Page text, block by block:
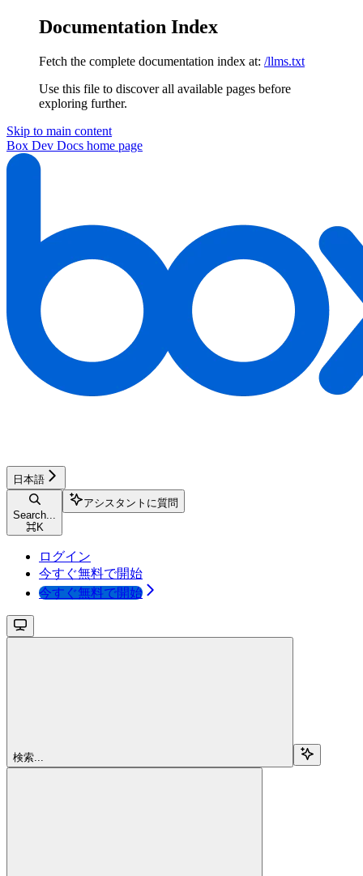
Documentation Index
Fetch the complete documentation index at: /llms.txt
Use this file to discover all available pages before
exploring further.
Skip to main content
Box Dev Docs home page
日本語
Search...
⌘K
アシスタントに質問
ログイン
今すぐ無料で開始
今すぐ無料で開始
検索...